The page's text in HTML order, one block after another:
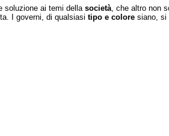
soluzione ai temi della società, che altro non
I governi, di qualsiasi tipo e colore siano, si